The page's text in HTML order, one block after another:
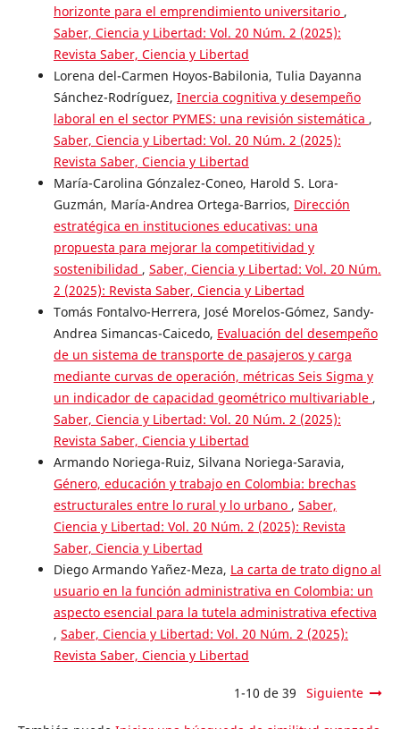
horizonte para el emprendimiento universitario ,
Saber, Ciencia y Libertad: Vol. 20 Núm. 2 (2025):
Revista Saber, Ciencia y Libertad
Lorena del-Carmen Hoyos-Babilonia, Tulia Dayanna
Sánchez-Rodríguez, Inercia cognitiva y desempeño
laboral en el sector PYMES: una revisión sistemática ,
Saber, Ciencia y Libertad: Vol. 20 Núm. 2 (2025):
Revista Saber, Ciencia y Libertad
María-Carolina Gónzalez-Coneo, Harold S. Lora-
Guzmán, María-Andrea Ortega-Barrios, Dirección
estratégica en instituciones educativas: una
propuesta para mejorar la competitividad y
sostenibilidad , Saber, Ciencia y Libertad: Vol. 20 Núm.
2 (2025): Revista Saber, Ciencia y Libertad
Tomás Fontalvo-Herrera, José Morelos-Gómez, Sandy-
Andrea Simancas-Caicedo, Evaluación del desempeño
de un sistema de transporte de pasajeros y carga
mediante curvas de operación, métricas Seis Sigma y
un indicador de capacidad geométrico multivariable ,
Saber, Ciencia y Libertad: Vol. 20 Núm. 2 (2025):
Revista Saber, Ciencia y Libertad
Armando Noriega-Ruiz, Silvana Noriega-Saravia,
Género, educación y trabajo en Colombia: brechas
estructurales entre lo rural y lo urbano , Saber,
Ciencia y Libertad: Vol. 20 Núm. 2 (2025): Revista
Saber, Ciencia y Libertad
Diego Armando Yañez-Meza, La carta de trato digno al
usuario en la función administrativa en Colombia: un
aspecto esencial para la tutela administrativa efectiva
, Saber, Ciencia y Libertad: Vol. 20 Núm. 2 (2025):
Revista Saber, Ciencia y Libertad
1-10 de 39 Siguiente